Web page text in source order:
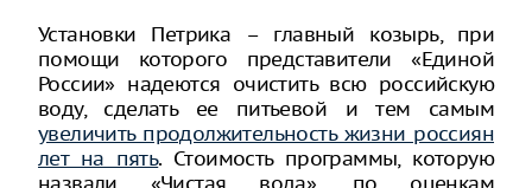
Установки Петрика – главный козырь, при
помощи которого представители «Единой
России» надеются очистить всю российскую
воду, сделать ее питьевой и тем самым
увеличить продолжительность жизни россиян
лет на пять. Стоимость программы, которую